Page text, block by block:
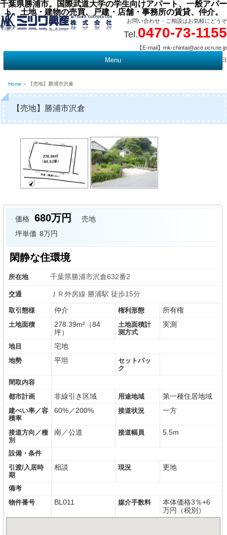
千葉県勝浦市。国際武道大学の学生向けアパート、一般アパー
ト、土地・建物の売買、戸建・店舗・事務所の賃貸、仲介。
お問い合わせ・ご相談はお気軽にどうぞ
Tel.0470-73-1155
【E-mail】mk-chintai@ace.ocn.ne.jp
【営業時間】09:00 ～ 17:15 【定 休 日】水曜・祭日
Menu
Home » 【売地】勝浦市沢倉
【売地】勝浦市沢倉
価格 680万円
売地
坪単価 8万円
閑静な住環境
所在地 千葉県勝浦市沢倉632番2
交通 ＪＲ外房線 勝浦駅 徒歩15分
取引態様 仲介 権利形態 所有権
土地面積
278.39m²（84
坪）
土地面積計
測方式
実測
地目 宅地
地勢 平坦
セットバッ
ク
間取内容
都市計画
非線引き区域 用途地域 第一種住居地域
建ぺい率／容
積率
60%／200% 接道状況 一方
接道方向／種
別
南／公道 接道幅員 5.5m
設備・条件
引渡/入居時
期
相談 現況 更地
備考
物件番号
BL011 媒介手数料
本体価格3％+6
万円（税別）